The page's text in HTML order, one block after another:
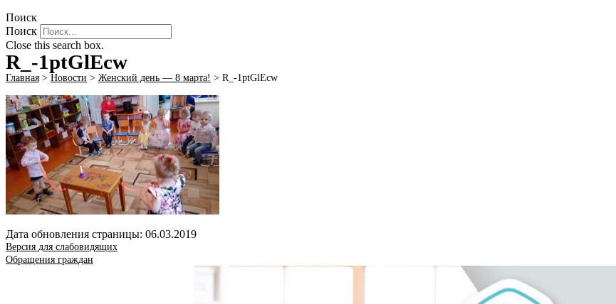
Поиск
Поиск
Close this search box.
R_-1ptGlEcw
Главная > Новости > Женский день — 8 марта! > R_-1ptGlEcw
Дата обновления страницы: 06.03.2019
Версия для слабовидящих
Обращения граждан